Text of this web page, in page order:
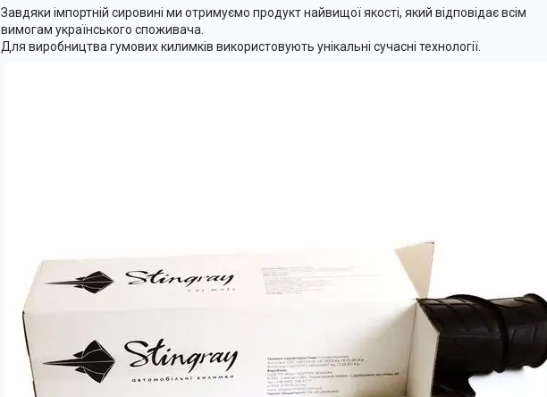
Завдяки імпортній сировині ми отримуємо продукт найвищої якості, який відповідає всім
вимогам українського споживача.
Для виробництва гумових килимків використовують унікальні сучасні технології.